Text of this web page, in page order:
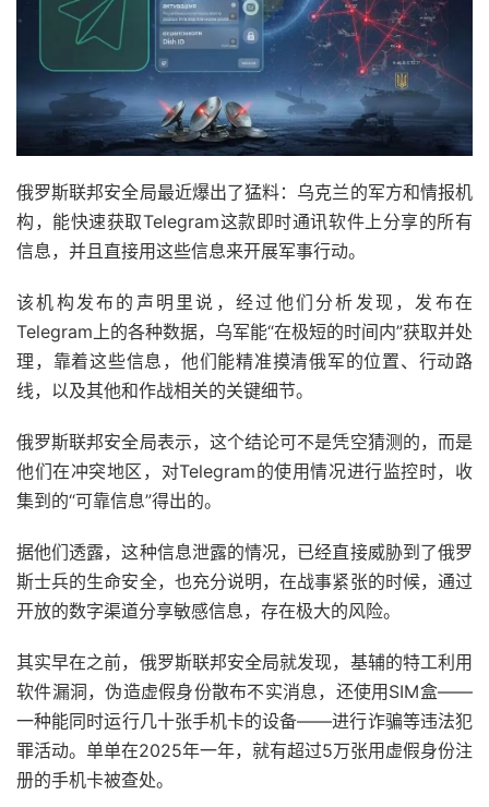
俄罗斯联邦安全局最近爆出了猛料：乌克兰的军方和情报机
构，能快速获取Telegram这款即时通讯软件上分享的所有
信息，并且直接用这些信息来开展军事行动。
该机构发布的声明里说，经过他们分析发现，发布在
Telegram上的各种数据，乌军能“在极短的时间内”获取并处
理，靠着这些信息，他们能精准摸清俄军的位置、行动路
线，以及其他和作战相关的关键细节。
俄罗斯联邦安全局表示，这个结论可不是凭空猜测的，而是
他们在冲突地区，对Telegram的使用情况进行监控时，收
集到的“可靠信息”得出的。
据他们透露，这种信息泄露的情况，已经直接威胁到了俄罗
斯士兵的生命安全，也充分说明，在战事紧张的时候，通过
开放的数字渠道分享敏感信息，存在极大的风险。
其实早在之前，俄罗斯联邦安全局就发现，基辅的特工利用
软件漏洞，伪造虚假身份散布不实消息，还使用SIM盒——
一种能同时运行几十张手机卡的设备——进行诈骗等违法犯
罪活动。单单在2025年一年，就有超过5万张用虚假身份注
册的手机卡被查处。